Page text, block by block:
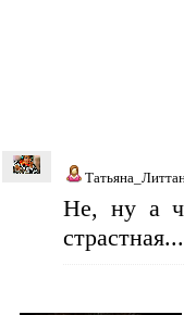
Не, ну а